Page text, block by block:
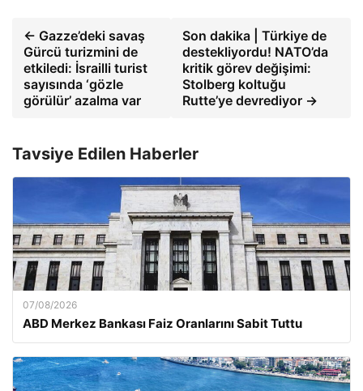
← Gazze’deki savaş
Gürcü turizmini de
etkiledi: İsrailli turist
sayısında ‘gözle
görülür’ azalma var
Son dakika | Türkiye de
destekliyordu! NATO’da
kritik görev değişimi:
Stolberg koltuğu
Rutte’ye devrediyor →
Tavsiye Edilen Haberler
07/08/2026
ABD Merkez Bankası Faiz Oranlarını Sabit Tuttu